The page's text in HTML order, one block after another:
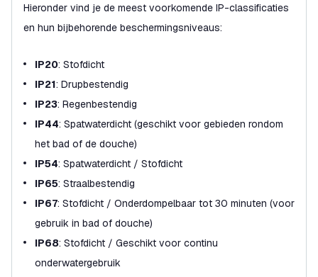
Hieronder vind je de meest voorkomende IP-classificaties
en hun bijbehorende beschermingsniveaus:
IP20: Stofdicht
IP21: Drupbestendig
IP23: Regenbestendig
IP44: Spatwaterdicht (geschikt voor gebieden rondom
het bad of de douche)
IP54: Spatwaterdicht / Stofdicht
IP65: Straalbestendig
IP67: Stofdicht / Onderdompelbaar tot 30 minuten (voor
gebruik in bad of douche)
IP68: Stofdicht / Geschikt voor continu
onderwatergebruik